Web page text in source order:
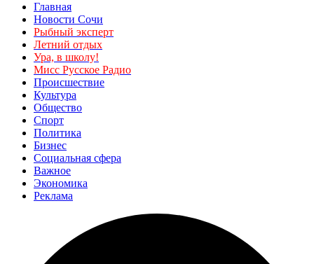
Главная
Новости Сочи
Рыбный эксперт
Летний отдых
Ура, в школу!
Мисс Русское Радио
Происшествие
Культура
Общество
Спорт
Политика
Бизнес
Социальная сфера
Важное
Экономика
Реклама